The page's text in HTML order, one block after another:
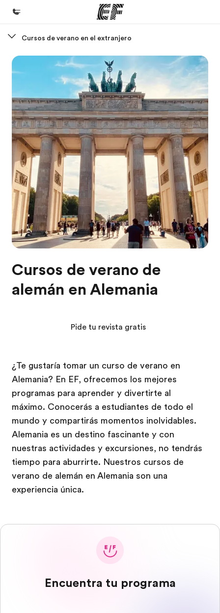
Bienvenido a EF
Ver todo lo que hacemos
Oficinas
Encuentra una oficina
Sobre nosotros
Quiénes somos
Trabajos
Únete al equipo
Cursos de verano en el extranjero
Cursos de verano de
alemán en Alemania
¿Te gustaría tomar un curso de verano en
Alemania? En EF, ofrecemos los mejores
programas para aprender y divertirte al
máximo. Conocerás a estudiantes de todo el
mundo y compartirás momentos inolvidables.
Alemania es un destino fascinante y con
nuestras actividades y excursiones, no tendrás
tiempo para aburrirte. Nuestros cursos de
verano de alemán en Alemania son una
experiencia única.
Pide tu revista gratis
Encuentra tu programa